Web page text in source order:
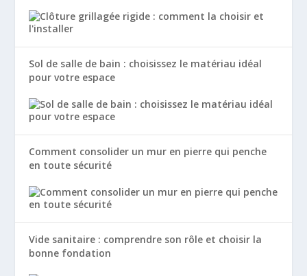
Sol de salle de bain : choisissez le matériau idéal
pour votre espace
Comment consolider un mur en pierre qui penche
en toute sécurité
Vide sanitaire : comprendre son rôle et choisir la
bonne fondation